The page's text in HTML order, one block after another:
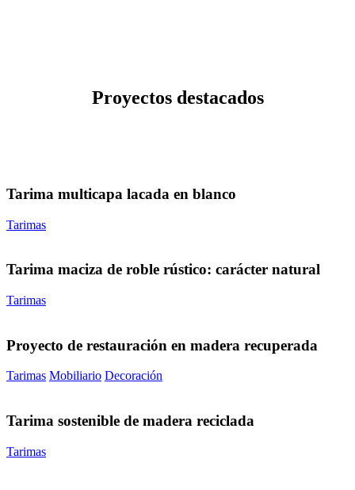
Proyectos destacados
Tarima multicapa lacada en blanco
Tarimas
Tarima maciza de roble rústico: carácter natural
Tarimas
Proyecto de restauración en madera recuperada
Tarimas Mobiliario Decoración
Tarima sostenible de madera reciclada
Tarimas